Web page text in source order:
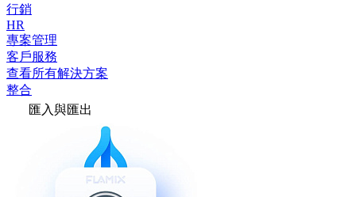
行銷
HR
專案管理
客戶服務
查看所有解決方案
整合
匯入與匯出